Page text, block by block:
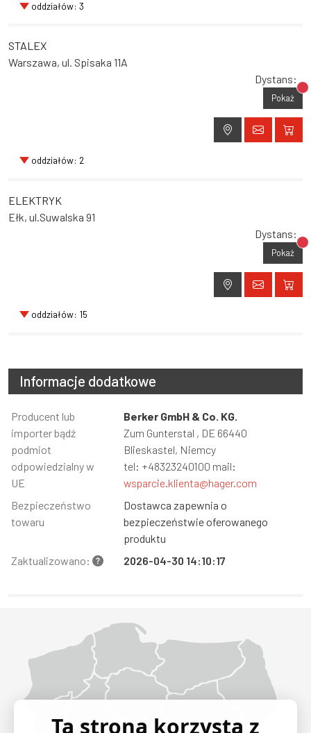
oddziałów: 3
STALEX
Warszawa, ul. Spisaka 11A
Dystans:
Pokaż
oddziałów: 2
ELEKTRYK
Ełk, ul.Suwalska 91
Dystans:
Pokaż
oddziałów: 15
Informacje dodatkowe
Informacja
Wartość
Producent lub
importer bądź
podmiot
odpowiedzialny w
UE
Berker GmbH & Co. KG.
Zum Gunterstal , DE 66440
Blieskastel, Niemcy
tel: +48323240100 mail:
wsparcie.klienta@hager.com
Bezpieczeństwo
towaru
Dostawca zapewnia o
bezpieczeństwie oferowanego
produktu
Zaktualizowano:
2026-04-30 14:10:17
Ta strona korzysta z